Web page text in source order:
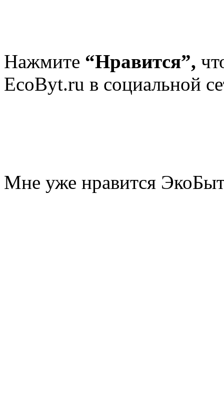
Нажмите “Нравится”,
EcoByt.ru в социальной
Мне уже нравится